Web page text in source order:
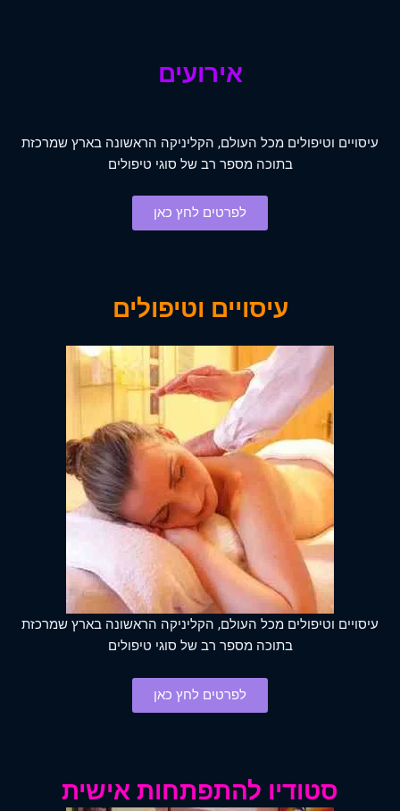
אירועים
עיסויים וטיפולים מכל העולם, הקליניקה הראשונה בארץ שמרכזת
בתוכה מספר רב של סוגי טיפולים
לפרטים לחץ כאן
עיסויים וטיפולים
עיסויים וטיפולים מכל העולם, הקליניקה הראשונה בארץ שמרכזת
בתוכה מספר רב של סוגי טיפולים
לפרטים לחץ כאן
סטודיו להתפתחות אישית